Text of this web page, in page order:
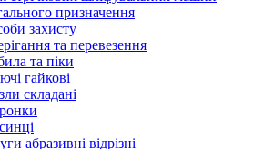
призначення
захисту
та перевезення
та піки
гайкові
складані
абразивні відрізні